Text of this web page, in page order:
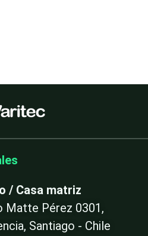
/ Casa matriz
Matte Pérez 0301,
Santiago - Chile